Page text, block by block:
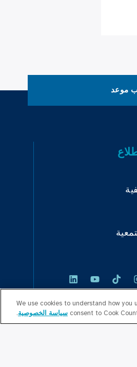
موعد
We use cookies to understand how you
consent to Cook سياسة الخصوصية.